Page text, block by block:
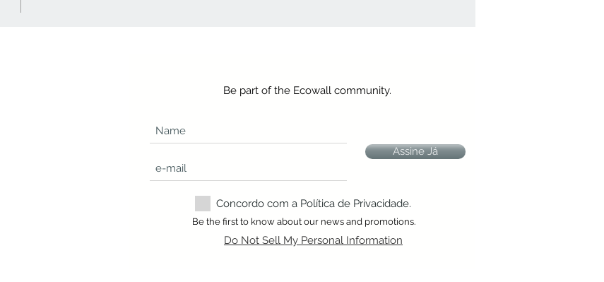
Be part of the Ecowall community.
Assine Já
Concordo com a Política de Privacidade.
Be the first to know about our news and promotions.
Do Not Sell My Personal Information